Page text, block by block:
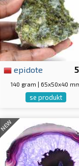
epidote
140 gram | 65x50x40
se produkt
NEW